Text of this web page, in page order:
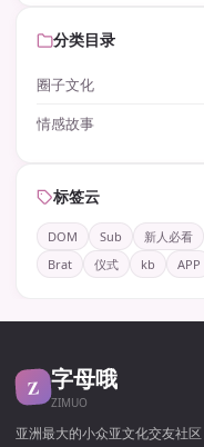
分类目录
圈子文化
情感故事
标签云
DOM Sub 新人必看
Brat
仪式 kb APP
Z 字母哦
ZIMUO
亚洲最大的小众亚文化交友社区